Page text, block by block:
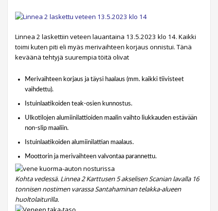
Linnea 2 laskettiin veteen lauantaina 13.5.2023 klo 14. Kaikki
toimi kuten piti eli myäs merivaihteen korjaus onnistui. Tänä
keväänä tehtyjä suurempia töitä olivat
Merivaihteen korjaus ja täysi haalaus (mm. kaikki tiivisteet
vaihdettu).
Istuinlaatikoiden teak-osien kunnostus.
Ulkotilojen alumiinilattioiden maalin vaihto liukkauden estävään
non-slip maaliin.
Istuinlaatikoiden alumiinilattian maalaus.
Moottorin ja merivaihteen valvontaa parannettu.
Kohta vedessä. Linnea 2 Karttusen 5 akselisen Scanian lavalla 16
tonnisen nostimen varassa Santahaminan telakka-alueen
huoltolaiturilla.